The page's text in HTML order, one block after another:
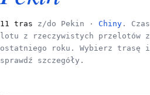
11 tras z/do Pekin · Chiny . Czas
lotu z rzeczywistych przelotów z
ostatniego roku. Wybierz trasę i
sprawdź szczegóły.